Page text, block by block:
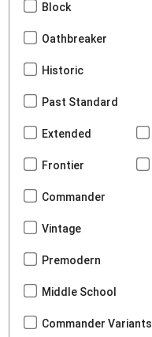
Block
Oathbreaker
Historic
Past Standard
Extended
Frontier
Commander
Vintage
Premodern
Middle School
Commander Variants